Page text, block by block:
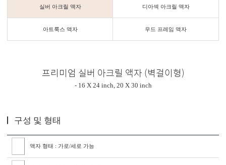
실버 아크릴 액자 디아섹 아크릴 액자
아트룩스 액자 우드 프레임 액자
프리미엄 실버 아크릴 액자 (벽걸이형)
- 16 X 24 inch, 20 X 30 inch
구성 및 형태
액자 형태 : 가로/세로 가능